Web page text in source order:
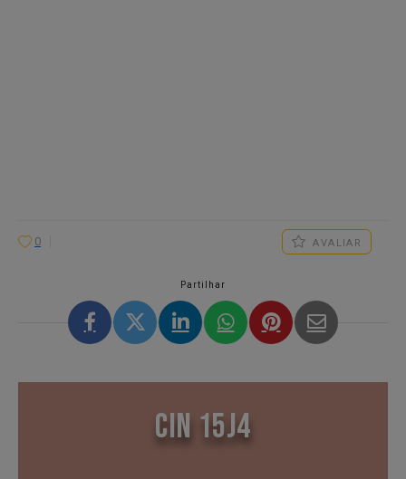
0 AVALIAR
Partilhar
CIN 15J4